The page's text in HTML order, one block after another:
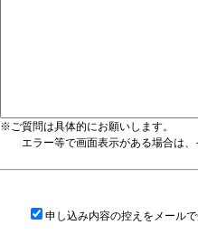
※ご質問は具体的にお願いします。
エラー等で画面表示がある場合は、
申し込み内容の控えをメール